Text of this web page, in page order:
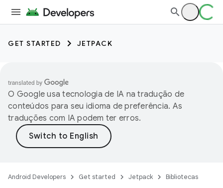
GET STARTED JETPACK
O Google usa tecnologia de IA na tradução de
conteúdos para seu idioma de preferência. As
traduções com IA podem ter erros.
Android Developers Get started Jetpack Bibliotecas